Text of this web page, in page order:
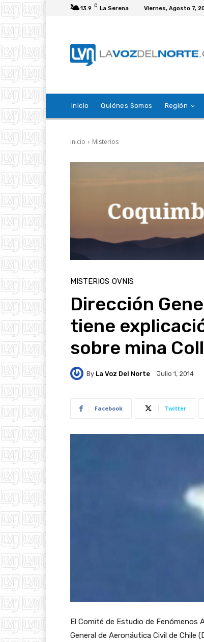
13.9 C La Serena Viernes, Agosto 7,
Inicio Quiénes Somos Región
Inicio Misterios
MISTERIOS OVNIS
Dirección
tiene
sobre mina
By La Voz Del Norte Julio 1, 2014
Facebook Twitter
El Comité de Estudio de Fenómenos
General de Aeronáutica Civil de Chile